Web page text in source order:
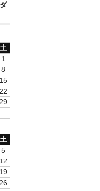
土
1
8
15
22
29
土
5
12
19
26